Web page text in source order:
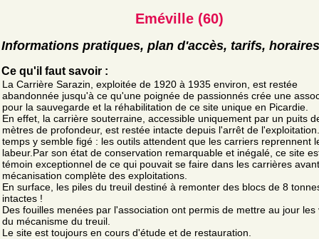
Eméville (60)
Informations pratiques, plan d'accès, tarifs, horaires
Ce qu'il faut savoir :
La Carrière Sarazin, exploitée de 1920 à 1935 environ, est restée
abandonnée jusqu'à ce qu'une poignée de passionnés crée une
pour la sauvegarde et la réhabilitation de ce site unique en Picardie.
En effet, la carrière souterraine, accessible uniquement par un puits
mètres de profondeur, est restée intacte depuis l'arrêt de
temps y semble figé : les outils attendent que les carriers reprennent
labeur.Par son état de conservation remarquable et inégalé, ce site
témoin exceptionnel de ce qui pouvait se faire dans les carrières
mécanisation complète des exploitations.
En surface, les piles du treuil destiné à remonter des blocs de 8
intactes !
Des fouilles menées par l'association ont permis de mettre au jour les
du mécanisme du treuil.
Le site est toujours en cours d'étude et de restauration.